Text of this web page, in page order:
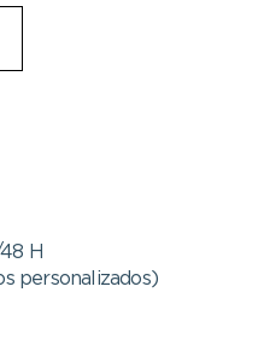
H
personalizados)